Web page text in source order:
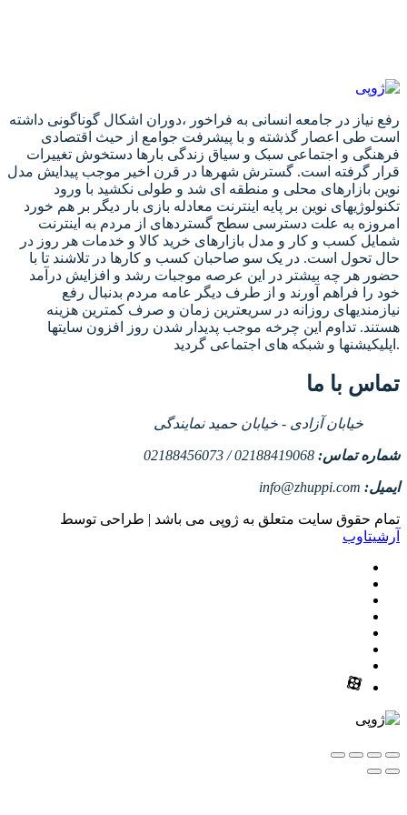
رفع نیاز در جامعه انسانی به فراخور ،دوران اشکال گوناگونی داشته
است طی اعصار گذشته و با پیشرفت جوامع از حیث اقتصادی
فرهنگی و اجتماعی سبک و سیاق زندگی بارها دستخوش تغییرات
قرار گرفته است. گسترش شهرها در قرن اخیر موجب پیدایش مدل
نوین بازارهای محلی و منطقه ای شد و طولی نکشید با ورود
تکنولوژیهای نوین بر پایه اینترنت معادله بازی بار دیگر بر هم خورد
امروزه به علت دسترسی سطح گستردهای از مردم به اینترنت
شمایل کسب و کار و مدل بازارهای خرید کالا و خدمات هر روز در
حال تحول است. در یک سو صاحبان کسب و کارها در تلاشند تا با
حضور هر چه بیشتر در این عرصه موجبات رشد و افزایش درآمد
خود را فراهم آورند و از طرف دیگر عامه مردم بدنبال رفع
نیازمندیهای روزانه در سریعترین زمان و صرف کمترین هزینه
هستند. تداوم این چرخه موجب پدیدار شدن روز افزون سایتها
تماس با ما
خیابان آزادی - خیابان حمید نمایندگی
شماره تماس: 02188419068 / 02188456073
ایمیل: info@zhuppi.com
تمام حقوق سایت متعلق به ژوپی می باشد | طراحی توسط
آرشیتاوب